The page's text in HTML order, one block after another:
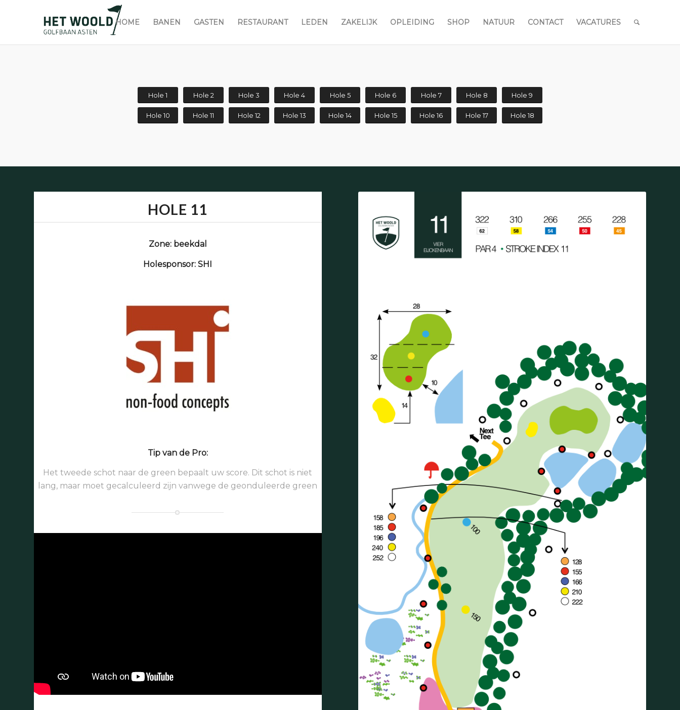
HOME BANEN GASTEN RESTAURANT LEDEN ZAKELIJK OPLEIDING SHOP NATUUR CONTACT VACATURES
Hole 1 Hole 2 Hole 3 Hole 4 Hole 5 Hole 6 Hole 7 Hole 8 Hole 9
Hole 10 Hole 11 Hole 12 Hole 13 Hole 14 Hole 15 Hole 16 Hole 17 Hole 18
HOLE 11
Zone: beekdal
Holesponsor: SHI
Tip van de Pro:
Het tweede schot naar de green bepaalt uw score. Dit schot is niet
lang, maar moet gecalculeerd zijn vanwege de geonduleerde green